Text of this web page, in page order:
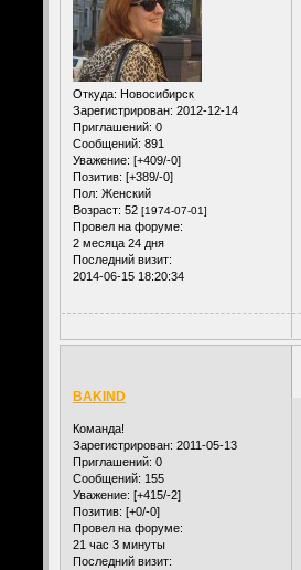
Откуда: Новосибирск
Зарегистрирован: 2012-12-14
Приглашений: 0
Сообщений: 891
Уважение: [+409/-0]
Позитив: [+389/-0]
Пол: Женский
Возраст: 52 [1974-07-01]
Провел на форуме:
2 месяца 24 дня
Последний визит:
2014-06-15 18:20:34
BAKIND
Команда!
Зарегистрирован: 2011-05-13
Приглашений: 0
Сообщений: 155
Уважение: [+415/-2]
Позитив: [+0/-0]
Провел на форуме:
21 час 3 минуты
Последний визит: